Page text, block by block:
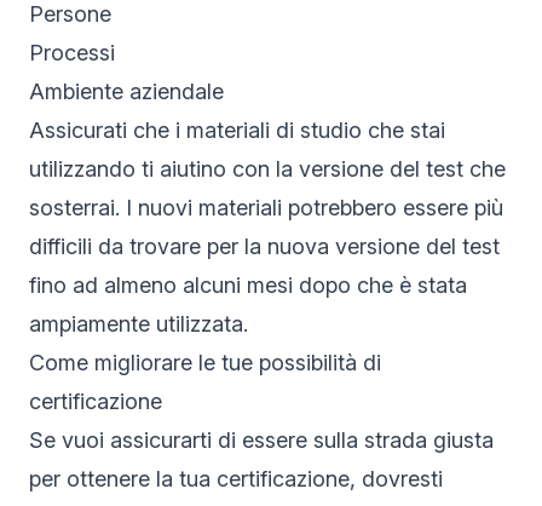
Persone
Processi
Ambiente aziendale
Assicurati che i materiali di studio che stai
utilizzando ti aiutino con la versione del test che
sosterrai. I nuovi materiali potrebbero essere più
difficili da trovare per la nuova versione del test
fino ad almeno alcuni mesi dopo che è stata
ampiamente utilizzata.
Come migliorare le tue possibilità di
certificazione
Se vuoi assicurarti di essere sulla strada giusta
per ottenere la tua certificazione, dovresti